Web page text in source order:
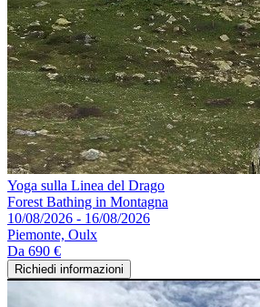
Yoga sulla Linea del Drago
Forest Bathing in Montagna
10/08/2026 - 16/08/2026
Piemonte, Oulx
Da 690 €
Richiedi informazioni